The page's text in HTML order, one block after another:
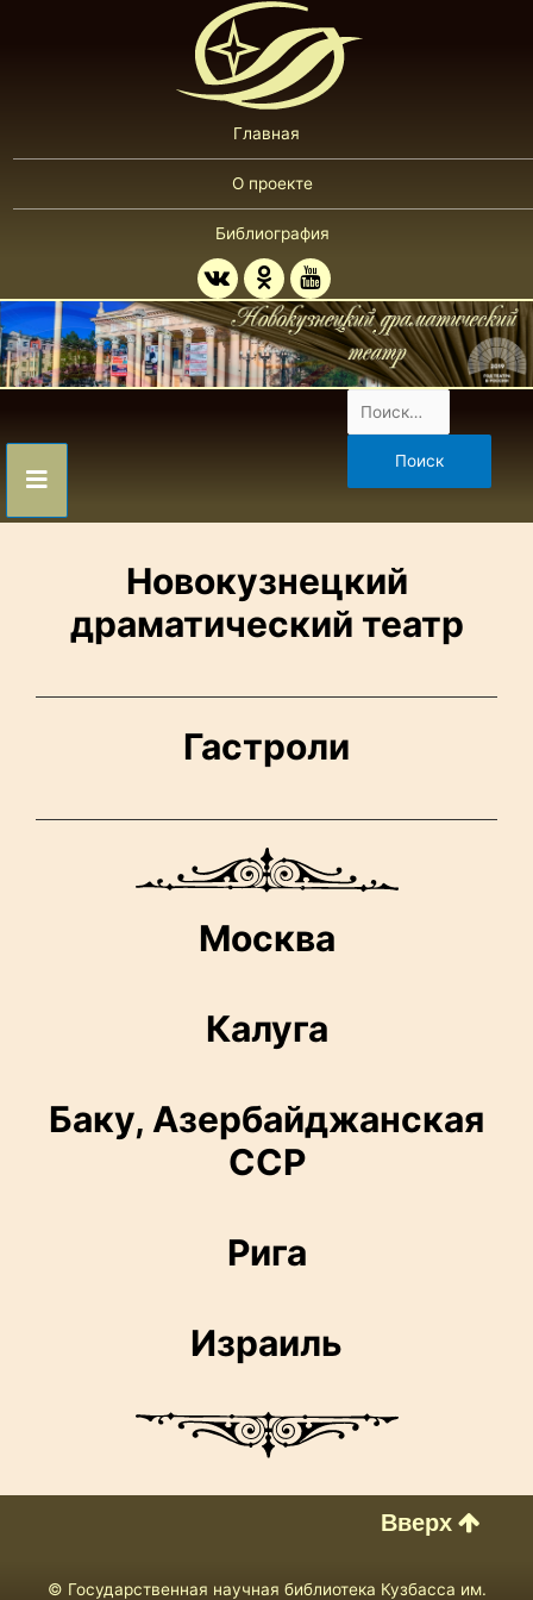
Главная
О проекте
Библиография
Новокузнецкий
драматический театр
Гастроли
Москва
Калуга
Баку, Азербайджанская
ССР
Рига
Израиль
Вверх
© Государственная научная библиотека Кузбасса им.